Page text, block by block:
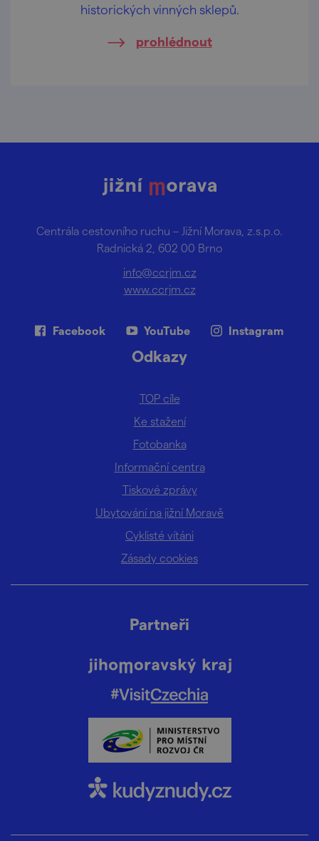
historických vinných sklepů.
prohlédnout
Centrála cestovního ruchu – Jižní Morava, z.s.p.o.
Radnická 2, 602 00 Brno
info@ccrjm.cz
www.ccrjm.cz
Facebook YouTube Instagram
Odkazy
TOP cíle
Ke stažení
Fotobanka
Informační centra
Tiskové zprávy
Ubytování na jižní Moravě
Cyklisté vítáni
Zásady cookies
Partneři